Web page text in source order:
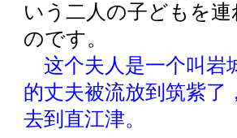
いう二人の子どもを
のです。
这个夫人是一个叫岩
的丈夫被流放到筑紫了
去到直江津。